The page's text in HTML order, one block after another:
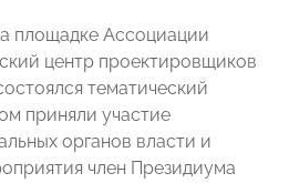
площадке Ассоциации
центр проектировщиков
тематический
приняли участие
органов власти и
член Президиума